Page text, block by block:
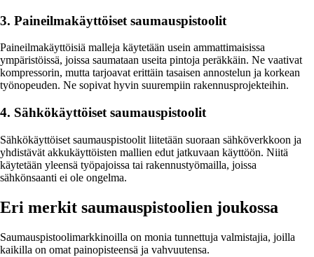
3. Paineilmakäyttöiset saumauspistoolit
Paineilmakäyttöisiä malleja käytetään usein ammattimaisissa
ympäristöissä, joissa saumataan useita pintoja peräkkäin. Ne vaativat
kompressorin, mutta tarjoavat erittäin tasaisen annostelun ja korkean
työnopeuden. Ne sopivat hyvin suurempiin rakennusprojekteihin.
4. Sähkökäyttöiset saumauspistoolit
Sähkökäyttöiset saumauspistoolit liitetään suoraan sähköverkkoon ja
yhdistävät akkukäyttöisten mallien edut jatkuvaan käyttöön. Niitä
käytetään yleensä työpajoissa tai rakennustyömailla, joissa
sähkönsaanti ei ole ongelma.
Eri merkit saumauspistoolien joukossa
Saumauspistoolimarkkinoilla on monia tunnettuja valmistajia, joilla
kaikilla on omat painopisteensä ja vahvuutensa.